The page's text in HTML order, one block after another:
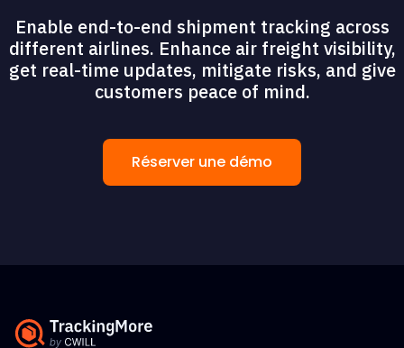
Enable end-to-end shipment tracking across
different airlines. Enhance air freight visibility,
get real-time updates, mitigate risks, and give
customers peace of mind.
Réserver une démo